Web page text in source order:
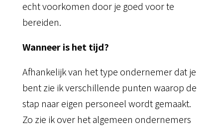
echt voorkomen door je goed voor te
bereiden.
Wanneer is het tijd?
Afhankelijk van het type ondernemer dat je
bent zie ik verschillende punten waarop de
stap naar eigen personeel wordt gemaakt.
Zo zie ik over het algemeen ondernemers